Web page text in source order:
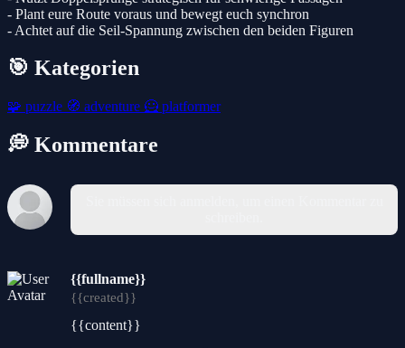
- Plant eure Route voraus und bewegt euch synchron
- Achtet auf die Seil-Spannung zwischen den beiden Figuren
🎯 Kategorien
🧩 puzzle 🧭 adventure 🦸 platformer
💭 Kommentare
{{fullname}}
{{created}}
{{content}}